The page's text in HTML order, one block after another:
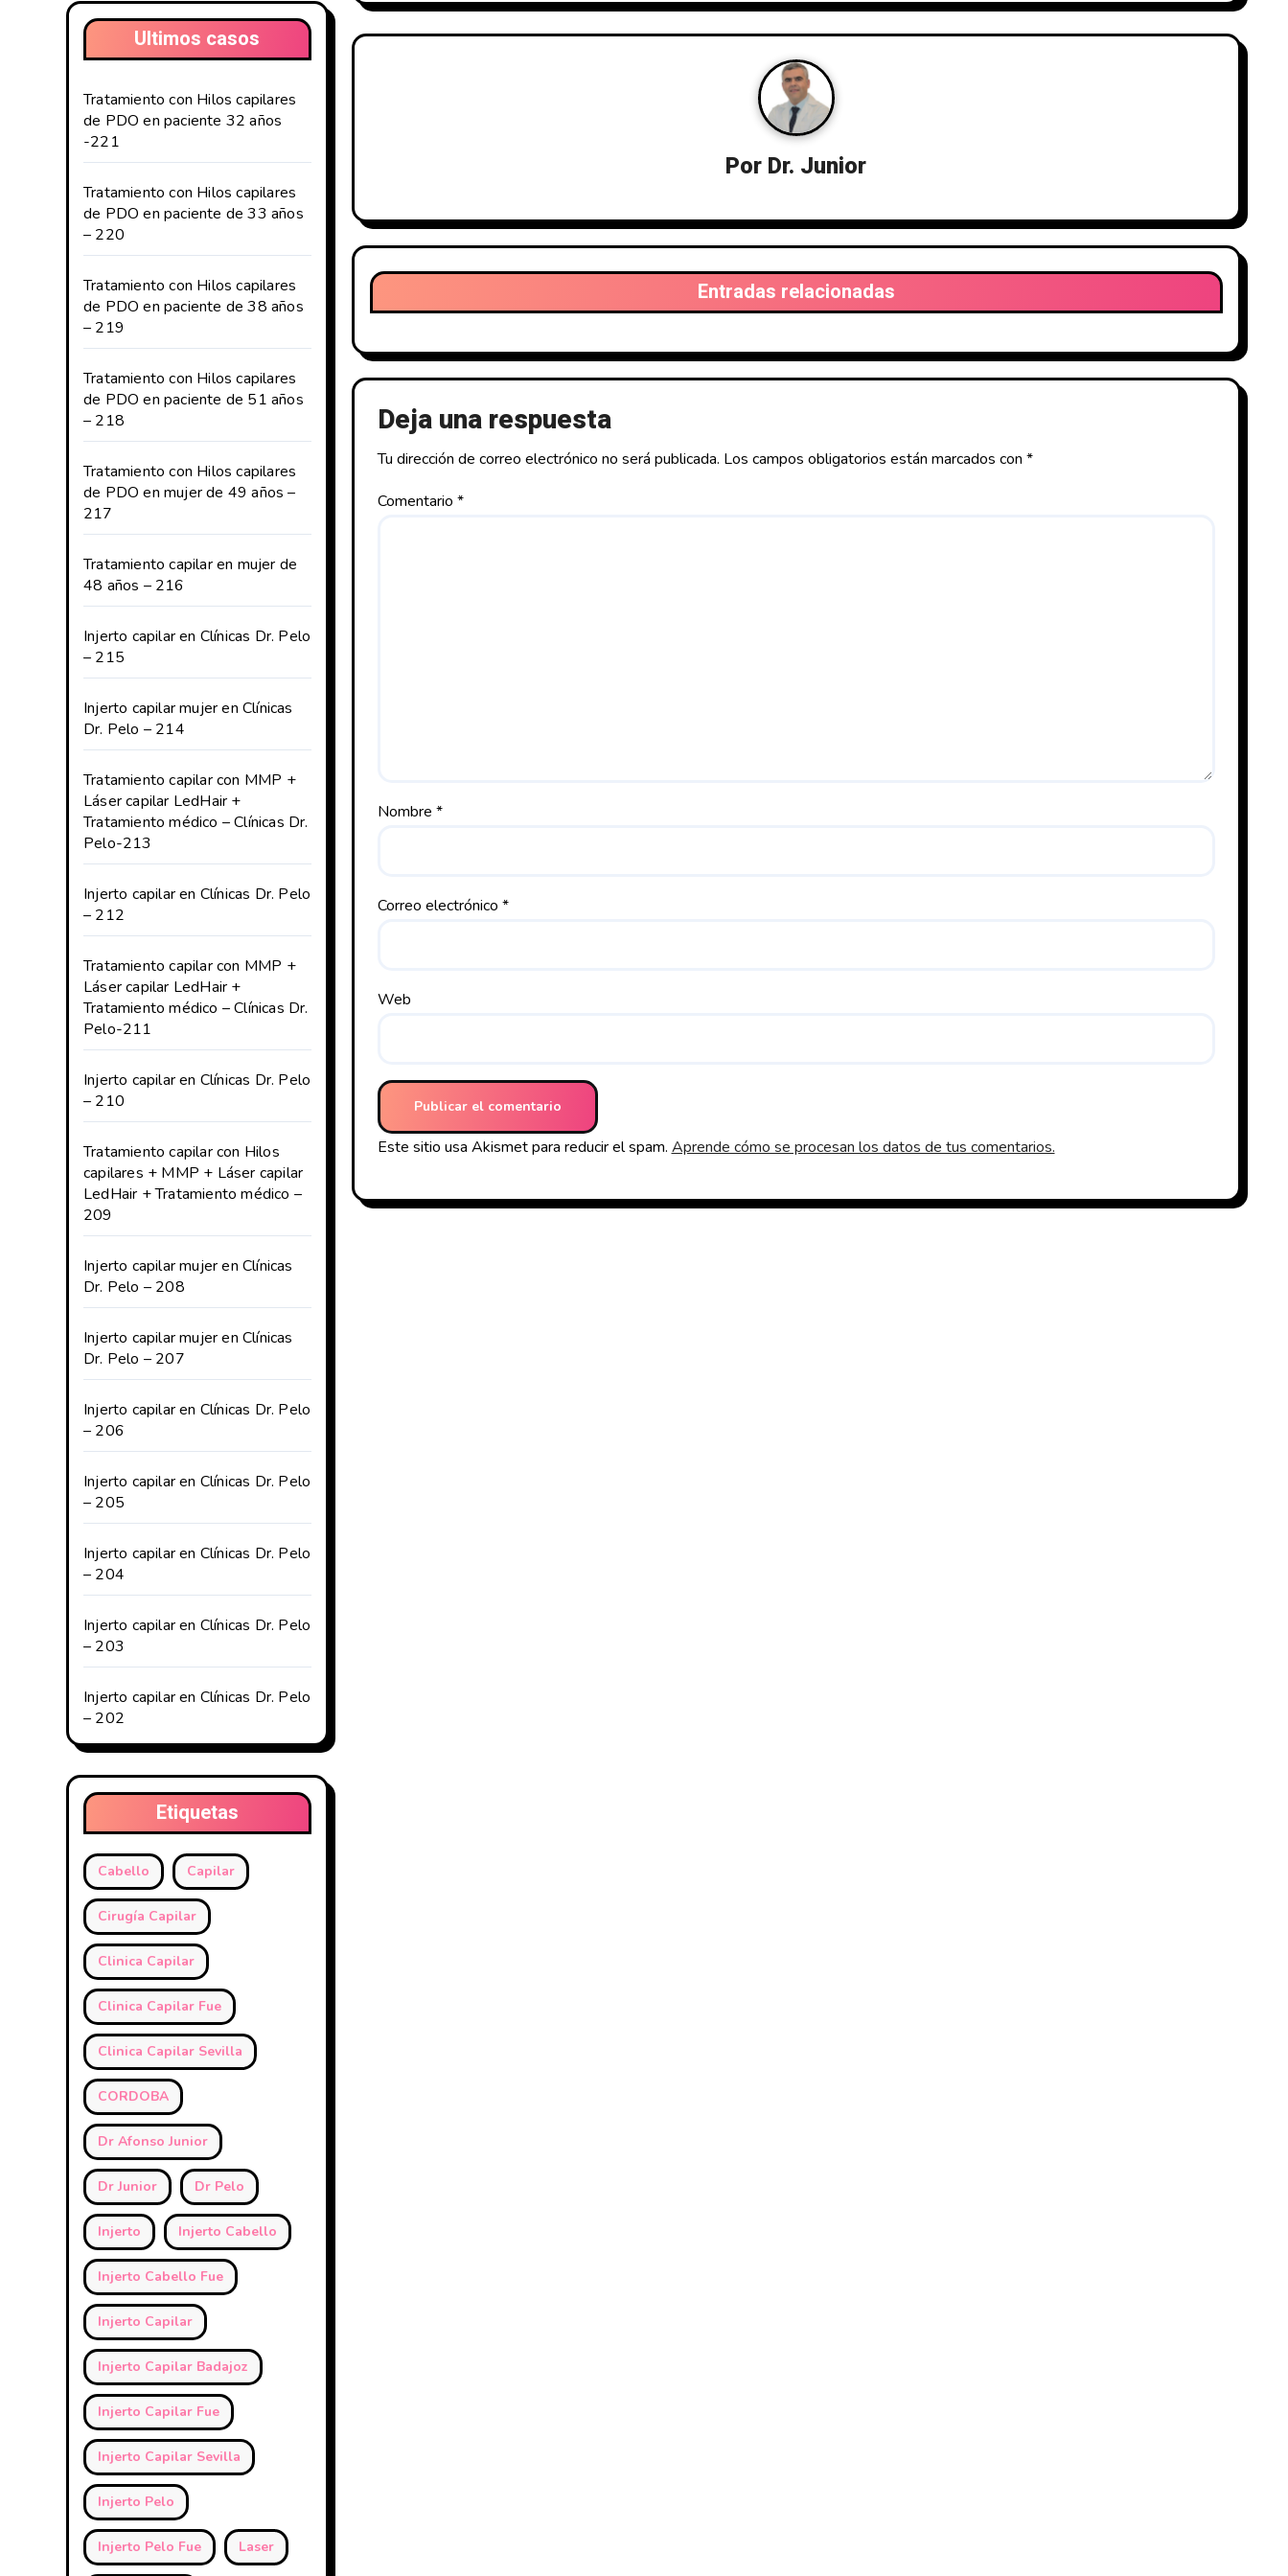
Ultimos casos
Tratamiento con Hilos capilares
de PDO en paciente 32 años
-221
Tratamiento con Hilos capilares
de PDO en paciente de 33 años
– 220
Tratamiento con Hilos capilares
de PDO en paciente de 38 años
– 219
Tratamiento con Hilos capilares
de PDO en paciente de 51 años
– 218
Tratamiento con Hilos capilares
de PDO en mujer de 49 años –
217
Tratamiento capilar en mujer de
48 años – 216
Injerto capilar en Clínicas Dr. Pelo
– 215
Injerto capilar mujer en Clínicas
Dr. Pelo – 214
Tratamiento capilar con MMP +
Láser capilar LedHair +
Tratamiento médico – Clínicas Dr.
Pelo-213
Injerto capilar en Clínicas Dr. Pelo
– 212
Tratamiento capilar con MMP +
Láser capilar LedHair +
Tratamiento médico – Clínicas Dr.
Pelo-211
Injerto capilar en Clínicas Dr. Pelo
– 210
Tratamiento capilar con Hilos
capilares + MMP + Láser capilar
LedHair + Tratamiento médico –
209
Injerto capilar mujer en Clínicas
Dr. Pelo – 208
Injerto capilar mujer en Clínicas
Dr. Pelo – 207
Injerto capilar en Clínicas Dr. Pelo
– 206
Injerto capilar en Clínicas Dr. Pelo
– 205
Injerto capilar en Clínicas Dr. Pelo
– 204
Injerto capilar en Clínicas Dr. Pelo
– 203
Injerto capilar en Clínicas Dr. Pelo
– 202
Etiquetas
Cabello Capilar
Cirugía Capilar
Clinica Capilar
Clinica Capilar Fue
Clinica Capilar Sevilla
CORDOBA
Dr Afonso Junior
Dr Junior Dr Pelo
Injerto Injerto Cabello
Injerto Cabello Fue
Injerto Capilar
Injerto Capilar Badajoz
Injerto Capilar Fue
Injerto Capilar Sevilla
Injerto Pelo
Injerto Pelo Fue Laser
e
ó
n
d
e
e
n
t
r
Por Dr. Junior
Entradas relacionadas
Deja una respuesta
Tu dirección de correo electrónico no será publicada. Los campos obligatorios están marcados con *
Comentario *
Nombre *
Correo electrónico *
Web
Este sitio usa Akismet para reducir el spam. Aprende cómo se procesan los datos de tus comentarios.